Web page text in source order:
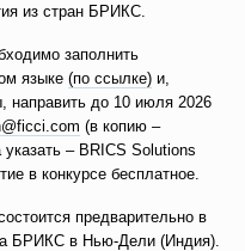
из стран БРИКС.
заполнить
языке (по ссылке) и,
направить до 10 июля 2026
(в копию –
– BRICS Solutions
в конкурсе бесплатное.
предварительно в
БРИКС в Нью-Дели (Индия).